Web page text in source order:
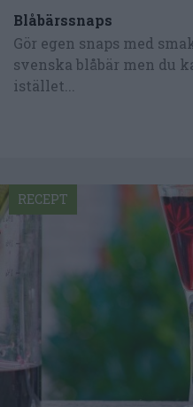
Blåbärssnaps
Gör egen snaps med
svenska blåbär men du
istället...
RECEPT